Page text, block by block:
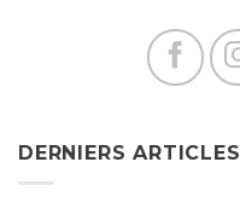
DERNIERS ARTICLES